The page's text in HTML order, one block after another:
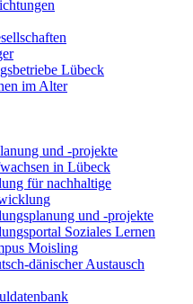
Lübeck
im Alter
und -projekte
in Lübeck
für nachhaltige
und -projekte
Soziales Lernen
Moisling
dänischer Austausch